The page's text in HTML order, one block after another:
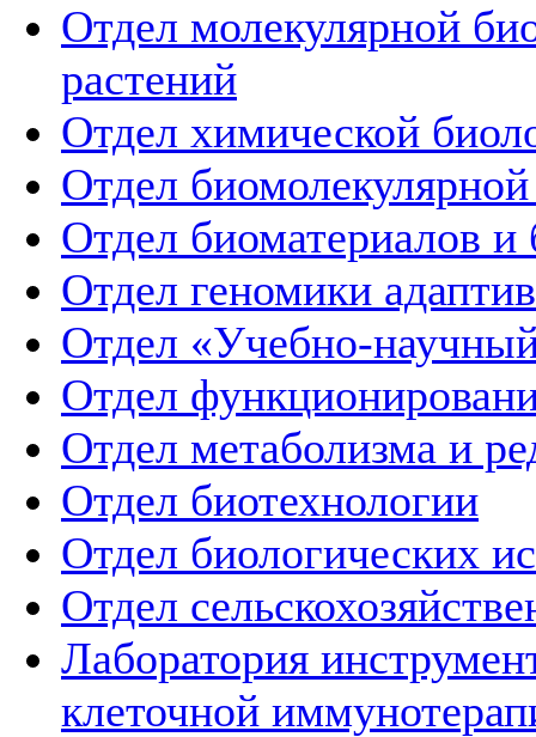
Отдел молекулярной
растений
Отдел химической
Отдел
Отдел биоматериалов и
Отдел геномики
Отдел «Учебно-
Отдел
Отдел метаболизма и
Отдел биотехнологии
Отдел биологических
Отдел
Лаборатория
клеточной